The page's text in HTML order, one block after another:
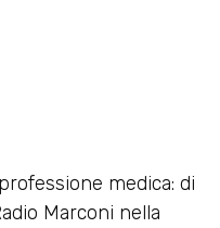
medica: di
Marconi nella